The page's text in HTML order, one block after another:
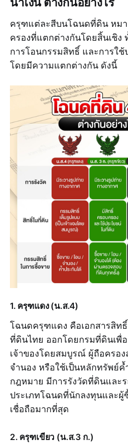
ครุฑแต่ละสีบนโฉนดที่ดิน หม
ครองที่แตกต่างกันโดยสิ้นเชิง
การโอนกรรมสิทธิ์ และการใ
โดยมีความแตกต่างกัน ดังนี้
1. ครุฑแดง (น.ส.4)
โฉนดครุฑแดง คือเอกสารสิท
ที่ดินไทย ออกโดยกรมที่ดินเพื่
เจ้าของโดยสมบูรณ์ ผู้ถือครอ
จำนอง หรือใช้เป็นหลักทรัพย์
กฎหมาย มีการรังวัดที่ดินและ
ประเภทโฉนดที่นักลงทุนและ
เชื่อถือมากที่สุด
2. ครุฑเขียว (น.ส.3 ก.)